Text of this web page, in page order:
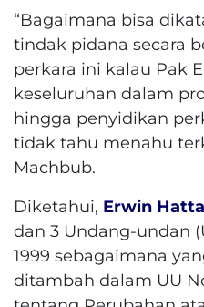
“Bagaimana bisa
tindak pidana secara
perkara ini kalau Pak
keseluruhan dalam
hingga penyidikan
tidak tahu menahu
Machbub.
Diketahui, Erwin Hatta
dan 3 Undang-undan
1999 sebagaimana
ditambah dalam UU